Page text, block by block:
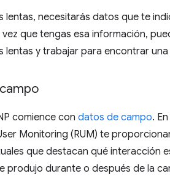
necesitarás datos que te
que tengas esa información,
y trabajar para encontrar una
comience con datos de campo.
Monitoring (RUM) te
que destacan qué interacción
produjo durante o después de la